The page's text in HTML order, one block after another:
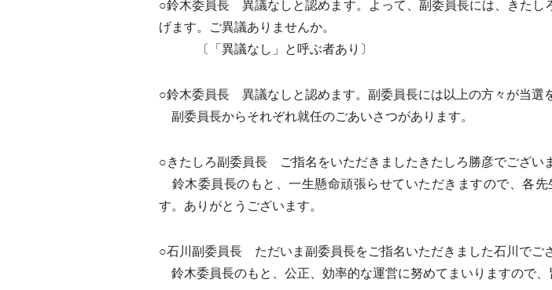
○鈴木委員長 異議なしと認めます。よって、副委員長には、きたし
げます。ご異議ありませんか。
〔「異議なし」と呼ぶ者あり〕
○鈴木委員長 異議なしと認めます。副委員長には以上の方々が当選
副委員長からそれぞれ就任のごあいさつがあります。
○きたしろ副委員長 ご指名をいただきましたきたしろ勝彦でござい
鈴木委員長のもと、一生懸命頑張らせていただきますので、各
す。ありがとうございます。
○石川副委員長 ただいま副委員長をご指名いただきました石川でご
鈴木委員長のもと、公正、効率的な運営に努めてまいりますので、